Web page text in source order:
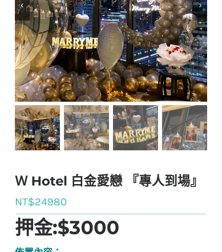
Ｗ Hotel 白金愛戀 『專人到場』
NT$24980
押金:$3000